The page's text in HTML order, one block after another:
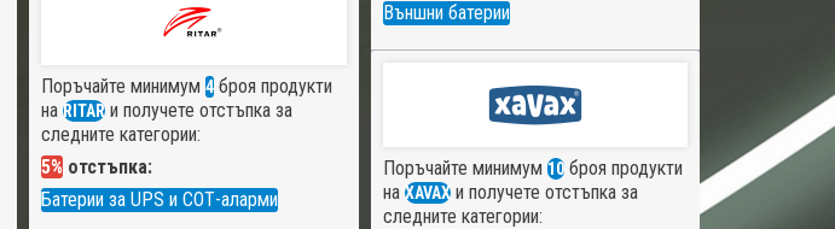
Външни батерии
Поръчайте минимум 4 броя продукти
на RITAR и получете отстъпка за
следните категории:
5% отстъпка:
Батерии за UPS и СОТ-аларми
Поръчайте минимум 10броя продукти
на XAVAXи получете отстъпка за
следните категории: